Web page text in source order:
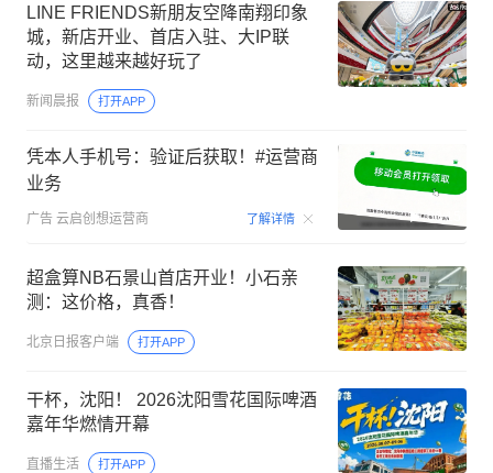
LINE FRIENDS新朋友空降南翔印象
城，新店开业、首店入驻、大IP联
动，这里越来越好玩了
新闻晨报 打开APP
凭本人手机号：验证后获取！#运营商
业务
广告 云启创想运营商 了解详情 00:15
超盒算NB石景山首店开业！小石亲
测：这价格，真香！
北京日报客户端 打开APP
干杯，沈阳！ 2026沈阳雪花国际啤酒
嘉年华燃情开幕
直播生活 打开APP